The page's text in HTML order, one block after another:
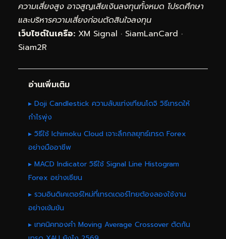
ความเสี่ยงสูง อาจสูญเสียเงินลงทุนทั้งหมด โปรดศึกษา
และบริหารความเสี่ยงก่อนตัดสินใจลงทุน
เว็บไซต์ในเครือ: XM Signal · SiamLanCard ·
Siam2R
อ่านเพิ่มเติม
▸ Doji Candlestick ความลับแท่งเทียนโดจิ วิธีเทรดให้
กำไรพุ่ง
▸ วิธีใช้ Ichimoku Cloud เจาะลึกกลยุทธ์เทรด Forex
อย่างมืออาชีพ
▸ MACD Indicator วิธีใช้ Signal Line Histogram
Forex อย่างเซียน
▸ รวมอินดิเคเตอร์ใหม่ที่เทรดเดอร์ไทยต้องลองใช้งาน
อย่างเข้มข้น
▸ เทคนิคทองคำ Moving Average Crossover ตัดกัน